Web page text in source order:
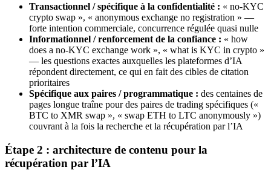
Transactionnel / spécifique à la confidentialité : « no-KYC
crypto swap », « anonymous exchange no registration » —
forte intention commerciale, concurrence régulée quasi nulle
Informationnel / renforcement de la confiance : « how
does a no-KYC exchange work », « what is KYC in crypto »
— les questions exactes auxquelles les plateformes d’IA
répondent directement, ce qui en fait des cibles de citation
prioritaires
Spécifique aux paires / programmatique : des centaines de
pages longue traîne pour des paires de trading spécifiques («
BTC to XMR swap », « swap ETH to LTC anonymously »)
couvrant à la fois la recherche et la récupération par l’IA
Étape 2 : architecture de contenu pour la
récupération par l’IA